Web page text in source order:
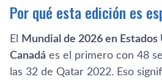
Por qué esta edición es
El
Mundial de 2026 en
Canadá es el primero con 48
las 32 de Qatar 2022. Eso